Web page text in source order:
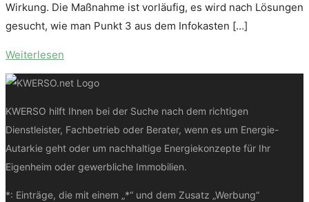
Wirkung. Die Maßnahme ist vorläufig, es wird nach Lösungen
gesucht, wie man Punkt 3 aus dem Infokasten […]
Weiterlesen
KWERSO hilft Ihnen bei der Suche nach dem richtigen
Dienstleister, Fachbetrieb oder Berater, wenn es um Energie-
Autarkie geht oder um nachhaltige Energiekonzepte für Ihr
Eigenheim oder gewerbliche Immobilien.
*: Einträge, die mit einem „*“ und dem Zusatz „Werbung“